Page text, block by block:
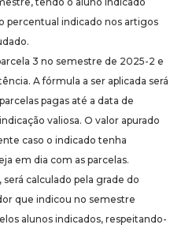
percentual indicado nos artigos
3 no semestre de 2025-2 e
A fórmula a ser aplicada será
pagas até a data de
valiosa. O valor apurado
caso o indicado tenha
em dia com as parcelas.
calculado pela grade do
que indicou no semestre
alunos indicados, respeitando-